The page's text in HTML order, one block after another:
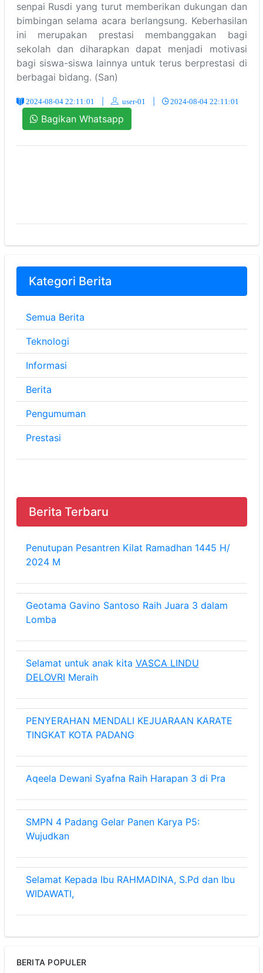
senpai Rusdi yang turut memberikan dukungan dan
bimbingan selama acara berlangsung. Keberhasilan
ini merupakan prestasi membanggakan bagi
sekolah dan diharapkan dapat menjadi motivasi
bagi siswa-siswa lainnya untuk terus berprestasi di
berbagai bidang. (San)
2024-08-04 22:11:01 user-01 2024-08-04 22:11:01
Bagikan Whatsapp
Kategori Berita
Semua Berita
Teknologi
Informasi
Berita
Pengumuman
Prestasi
Berita Terbaru
Penutupan Pesantren Kilat Ramadhan 1445 H/
2024 M
Geotama Gavino Santoso Raih Juara 3 dalam
Lomba
Selamat untuk anak kita VASCA LINDU
DELOVRI Meraih
PENYERAHAN MENDALI KEJUARAAN KARATE
TINGKAT KOTA PADANG
Aqeela Dewani Syafna Raih Harapan 3 di Pra
SMPN 4 Padang Gelar Panen Karya P5:
Wujudkan
Selamat Kepada Ibu RAHMADINA, S.Pd dan Ibu
WIDAWATI,
BERITA POPULER